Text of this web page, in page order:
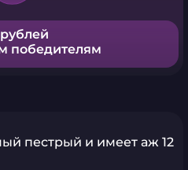
победителям
пестрый и имеет аж 12